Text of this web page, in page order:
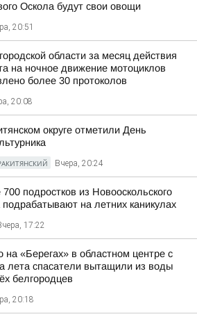
Оскола будут свои овощи
20:51
области за месяц действия
на ночное движение мотоциклов
более 30 протоколов
20:08
округе отметили День
Вчера, 20:24
подростков из Новооскольского
подрабатывают на летних каникулах
17:22
на «Берегах» в областном центре с
лета спасатели вытащили из воды
белгородцев
20:18